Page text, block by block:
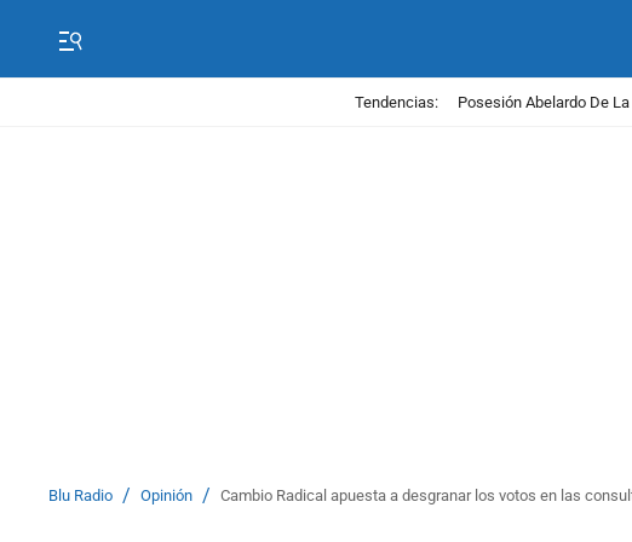
Tendencias: Posesión Abelardo De
Blu Radio / Opinión / Cambio Radical apuesta a desgranar los votos en las